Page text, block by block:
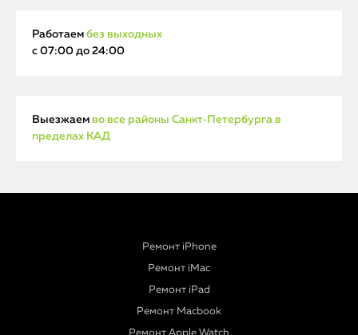
Работаем без выходных
с 07:00 до 24:00
Выезжаем во все районы Санкт‑Петербурга в
пределах КАД
Ремонт iPhone
Ремонт iMac
Ремонт iPad
Ремонт Macbook
Ремонт Apple Watch